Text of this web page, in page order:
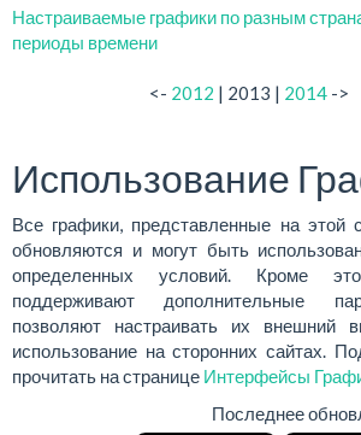
Настраиваемые графики по разным
периоды времени
<- 2012 | 2013 | 2014 ->
Использование
Все графики, представленные на этой
обновляются и могут быть
определенных условий. Кроме
поддерживают дополнительные
позволяют настраивать их внешний
использование на сторонних сайтах.
прочитать на странице Интерфейсы
Последнее